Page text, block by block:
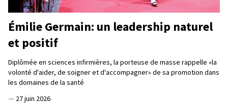
Émilie Germain: un leadership naturel
et positif
Diplômée en sciences infirmières, la porteuse de masse rappelle «la
volonté d'aider, de soigner et d'accompagner» de sa promotion dans
les domaines de la santé
— 27 juin 2026